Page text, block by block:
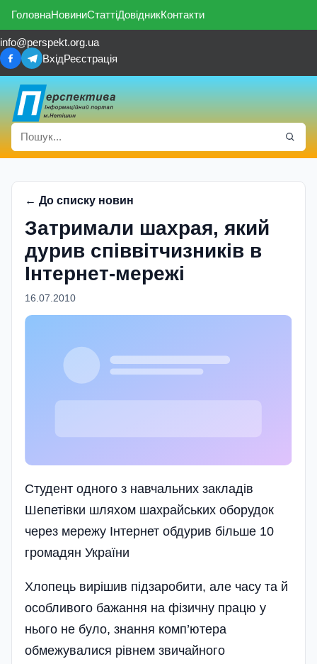
ГоловнаНовиниСтаттіДовідникКонтакти
info@perspekt.org.ua
ВхідРеєстрація
← До списку новин
Затримали шахрая, який
дурив співвітчизників в
Інтернет-мережі
16.07.2010
Студент одного з навчальних закладів
Шепетівки шляхом шахрайських оборудок
через мережу Інтернет обдурив більше 10
громадян України
Хлопець вирішив підзаробити, але часу та й
особливого бажання на фізичну працю у
нього не було, знання комп’ютера
обмежувалися рівнем звичайного